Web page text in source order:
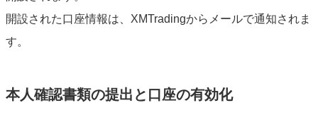
開設された口座情報は、XMTradingからメールで通知されま
す。
本人確認書類の提出と口座の有効化